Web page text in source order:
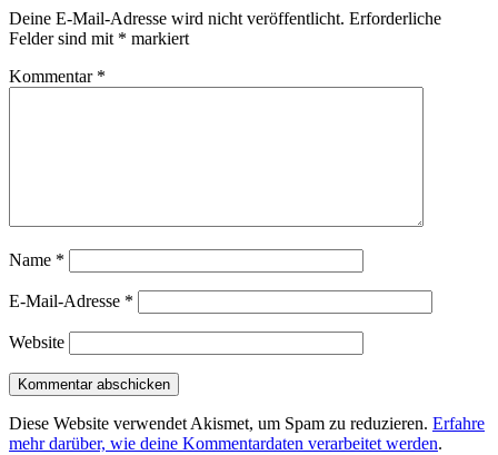
Deine E-Mail-Adresse wird nicht veröffentlicht. Erforderliche
Felder sind mit * markiert
Kommentar *
Name *
E-Mail-Adresse *
Website
Diese Website verwendet Akismet, um Spam zu reduzieren. Erfahre
mehr darüber, wie deine Kommentardaten verarbeitet werden.